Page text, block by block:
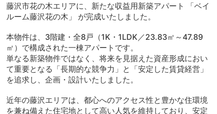
藤沢市花の木エリアに、新たな収益用新築アパート 「ベイ
ルーム藤沢花の木」 が完成いたしました。
本物件は、3階建・全8戸（1K・1LDK／23.83㎡～47.89
㎡）で構成された一棟アパートです。
単なる新築物件ではなく、将来を見据えた資産形成におい
て重要となる「長期的な競争力」と「安定した賃貸経営」
を追求し、企画・設計いたしました。
近年の藤沢エリアは、都心へのアクセス性と豊かな住環境
を兼ね備えた住宅地として高い人気を維持しており、安定